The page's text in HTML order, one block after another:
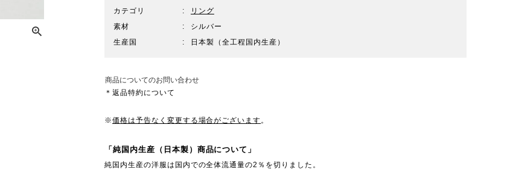
カテゴリ
リング
素材
シルバー
生産国
日本製（全工程国内生産）
商品についてのお問い合わせ
＊返品特約について
※価格は予告なく変更する場合がございます 。
「純国内生産（日本製）商品について」
純国内生産の洋服は国内での全体流通量の2％を切りました。